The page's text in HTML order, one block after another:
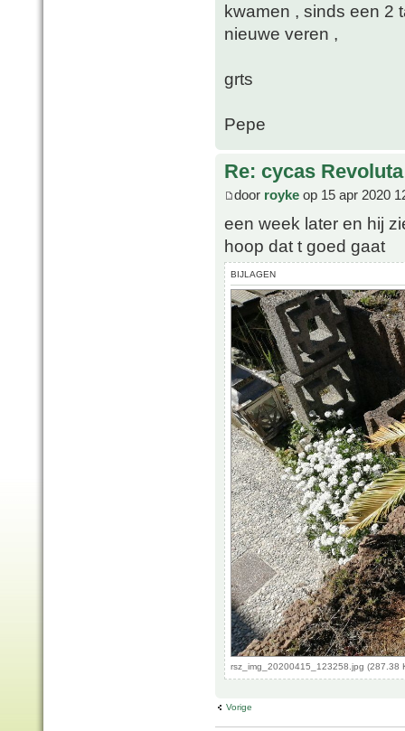
kwamen , sinds een 2
nieuwe veren ,
grts
Pepe
Re: cycas Revoluta
door royke op 15 apr 2020
een week later en hij
hoop dat t goed gaat
BIJLAGEN
rsz_img_20200415_123258.jpg (287.38
Vorige